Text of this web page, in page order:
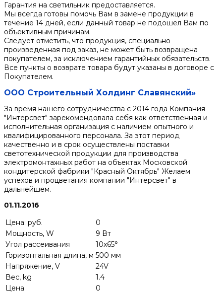
Гарантия на светильник предоставляется.
Мы всегда готовы помочь Вам в замене продукции в
течение 14 дней, если данный товар не подошел Вам по
объективным причинам.
Следует отметить, что продукция, специально
произведенная под заказ, не может быть возвращена
покупателем, за исключением гарантийных обязательств.
Все пункты о возврате товара будут указаны в договоре с
Покупателем.
ООО Строительный Холдинг Славянский»
За время нашего сотрудничества с 2014 года Компания
"Интерсвет" зарекомендовала себя как ответственная и
исполнительная организация с наличием опытного и
квалифицированного персонала. За этот период
качественно и в срок осуществлены поставки
светотехнической продукции для производства
электромонтажных работ на объектах Московской
кондитерской фабрики "Красный Октябрь" Желаем
успехов и процветания компании "Интерсвет" в
дальнейшем.
01.11.2016
Цена: руб.
0
Мощность, W
9 Вт
Угол рассеивания
10х65°
Горизонтальная длина, м 500 мм
Напряжение, V
24V
Вес, kg
1.4
Цена
0